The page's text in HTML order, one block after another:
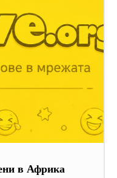
в Африка